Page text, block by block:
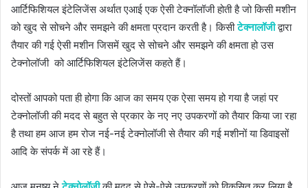
आर्टिफिशियल इंटेलिजेंस अर्थात एआई एक ऐसी टेक्नॉलॉजी होती है जो किसी मशीन
को खुद से सोचने और समझने की क्षमता प्रदान करती है।किसीटेक्नालॉजीद्वारा
तैयार की गई ऐसी मशीन जिसमें खुद से सोचने और समझने की क्षमता हो उस
टेक्नोलॉजी को आर्टिफिशियल इंटेलिजेंस कहते हैं।
दोस्तों आपको पता ही होगा कि आज का समय एक ऐसा समय हो गया है जहां पर
टेक्नोलॉजी की मदद से बहुत से प्रकार के नए नए उपकरणों को तैयार किया जा रहा
है तथा हम आज हम रोज नई-नई टेक्नोलॉजी से तैयार की गई मशीनों या डिवाइसों
आदि के संपर्क में आ रहे हैं।